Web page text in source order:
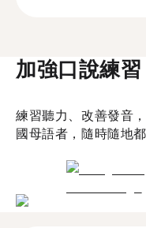
加強口說練
練習聽力、改善發音
國母語者，隨時隨地